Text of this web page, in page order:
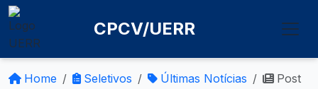
CPCV/UERR
Home Seletivos Últimas Notícias Post